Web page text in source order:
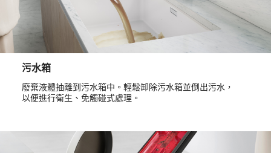
污水箱
廢棄液體抽離到污水箱中。輕鬆卸除污水箱並倒出污水，
以便進行衛生、免觸碰式處理。